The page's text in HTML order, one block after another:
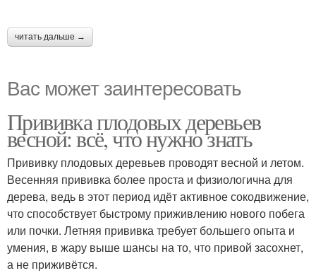
читать дальше →
Вас может заинтересовать
Прививка плодовых деревьев
весной: всё, что нужно знать
Прививку плодовых деревьев проводят весной и летом.
Весенняя прививка более проста и физиологична для
дерева, ведь в этот период идёт активное сокодвижение,
что способствует быстрому приживлению нового побега
или почки. Летняя прививка требует большего опыта и
умения, в жару выше шансы на то, что привой засохнет,
а не приживётся.